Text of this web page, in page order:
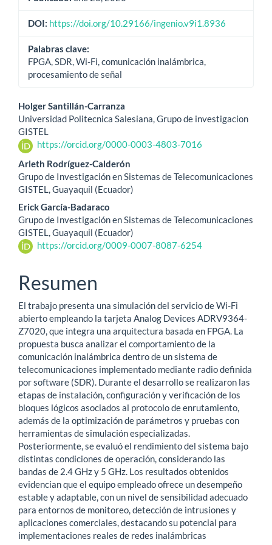
DOI: https://doi.org/10.29166/ingenio.v9i1.8936
Palabras clave:
FPGA, SDR, Wi-Fi, comunicación inalámbrica,
procesamiento de señal
Contenido
principal
del
artículo
Holger Santillán-Carranza
Universidad Politecnica Salesiana, Grupo de investigacion
GISTEL
https://orcid.org/0000-0003-4803-7016
Arleth Rodríguez-Calderón
Grupo de Investigación en Sistemas de Telecomunicaciones
GISTEL, Guayaquil (Ecuador)
Erick García-Badaraco
Grupo de Investigación en Sistemas de Telecomunicaciones
GISTEL, Guayaquil (Ecuador)
https://orcid.org/0009-0007-8087-6254
Resumen
El trabajo presenta una simulación del servicio de Wi-Fi
abierto empleando la tarjeta Analog Devices ADRV9364-
Z7020, que integra una arquitectura basada en FPGA. La
propuesta busca analizar el comportamiento de la
comunicación inalámbrica dentro de un sistema de
telecomunicaciones implementado mediante radio definida
por software (SDR). Durante el desarrollo se realizaron las
etapas de instalación, configuración y verificación de los
bloques lógicos asociados al protocolo de enrutamiento,
además de la optimización de parámetros y pruebas con
herramientas de simulación especializadas.
Posteriormente, se evaluó el rendimiento del sistema bajo
distintas condiciones de operación, considerando las
bandas de 2.4 GHz y 5 GHz. Los resultados obtenidos
evidencian que el equipo empleado ofrece un desempeño
estable y adaptable, con un nivel de sensibilidad adecuado
para entornos de monitoreo, detección de intrusiones y
aplicaciones comerciales, destacando su potencial para
implementaciones reales de redes inalámbricas